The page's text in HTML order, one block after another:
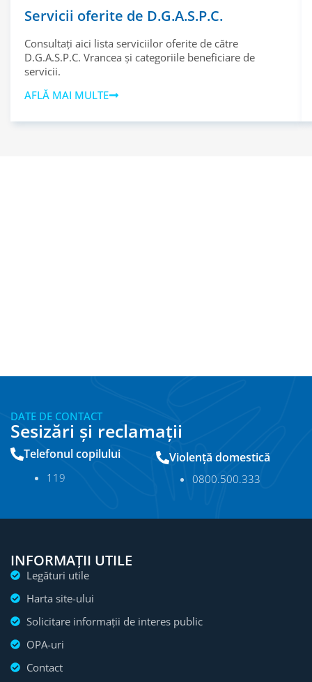
Servicii oferite de D.G.A.S.P.C.
Consultați aici lista serviciilor oferite de către
D.G.A.S.P.C. Vrancea și categoriile beneficiare de
servicii.
AFLĂ MAI MULTE
DATE DE CONTACT
Sesizări și reclamații
Telefonul copilului
11 9
Violență domestică
0800.500.333
INFORMAȚII UTILE
Legături utile
Harta site-ului
Solicitare informații de interes public
OPA-uri
Contact